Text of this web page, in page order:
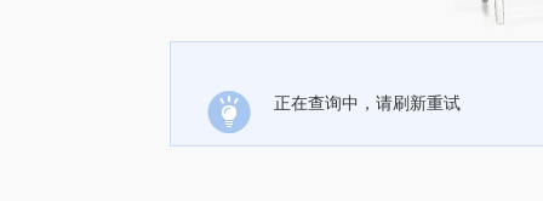
正在查询中，请刷新重试